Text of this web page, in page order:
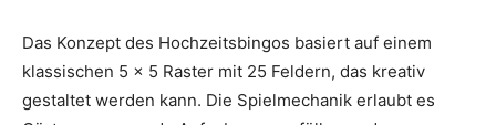
Das Konzept des Hochzeitsbingos basiert auf einem
klassischen 5 x 5 Raster mit 25 Feldern, das kreativ
gestaltet werden kann. Die Spielmechanik erlaubt es